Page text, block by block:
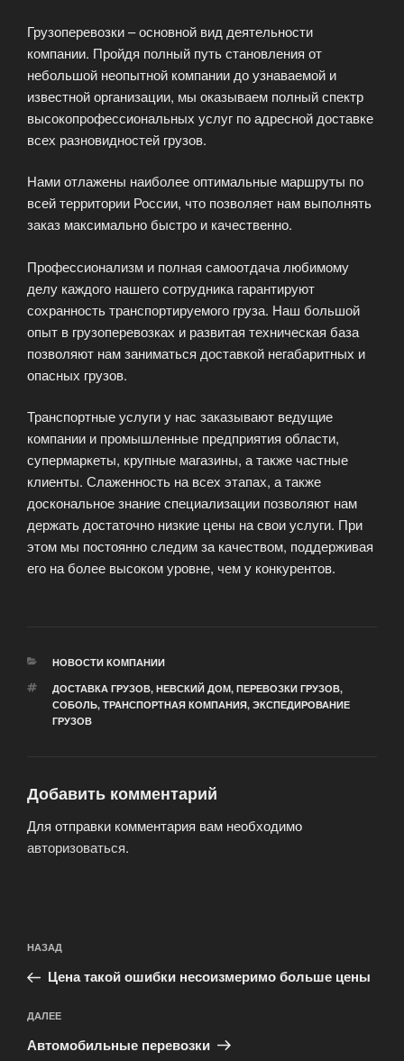
Грузоперевозки – основной вид деятельности
компании. Пройдя полный путь становления от
небольшой неопытной компании до узнаваемой и
известной организации, мы оказываем полный спектр
высокопрофессиональных услуг по адресной доставке
всех разновидностей грузов.
Нами отлажены наиболее оптимальные маршруты по
всей территории России, что позволяет нам выполнять
заказ максимально быстро и качественно.
Профессионализм и полная самоотдача любимому
делу каждого нашего сотрудника гарантируют
сохранность транспортируемого груза. Наш большой
опыт в грузоперевозках и развитая техническая база
позволяют нам заниматься доставкой негабаритных и
опасных грузов.
Транспортные услуги у нас заказывают ведущие
компании и промышленные предприятия области,
супермаркеты, крупные магазины, а также частные
клиенты. Слаженность на всех этапах, а также
доскональное знание специализации позволяют нам
держать достаточно низкие цены на свои услуги. При
этом мы постоянно следим за качеством, поддерживая
его на более высоком уровне, чем у конкурентов.
РУБРИКИ
НОВОСТИ КОМПАНИИ
МЕТКИ
ДОСТАВКА ГРУЗОВ, НЕВСКИЙ ДОМ, ПЕРЕВОЗКИ ГРУЗОВ,
СОБОЛЬ, ТРАНСПОРТНАЯ КОМПАНИЯ, ЭКСПЕДИРОВАНИЕ
ГРУЗОВ
Добавить комментарий
Для отправки комментария вам необходимо
авторизоваться.
по
записям
Предыдущая
запись:
НАЗАД
Цена такой ошибки несоизмеримо больше цены
Следующая
запись
ДАЛЕЕ
Автомобильные перевозки